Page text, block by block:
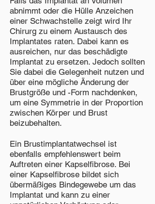
abnimmt oder die Hülle Anzeichen
einer Schwachstelle zeigt wird Ihr
Chirurg zu einem Austausch des
Implantates raten. Dabei kann es
ausreichen, nur das beschädigte
Implantat zu ersetzen. Jedoch sollten
Sie dabei die Gelegenheit nutzen und
über eine mögliche Änderung der
Brustgröße und -Form nachdenken,
um eine Symmetrie in der Proportion
zwischen Körper und Brust
beizubehalten.
Ein Brustimplantatwechsel ist
ebenfalls empfehlenswert beim
Auftreten einer Kapselfibrose. Bei
einer Kapselfibrose bildet sich
übermäßiges Bindegewebe um das
Implantat und kann zu einer